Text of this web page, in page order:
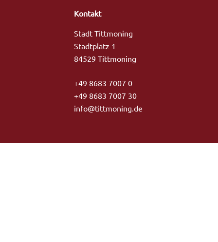
Kontakt
Stadt Tittmoning
Stadtplatz 1
84529 Tittmoning
+49 8683 7007 0
+49 8683 7007 30
info@tittmoning.de